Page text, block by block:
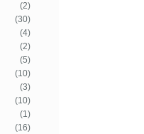
(2)
(30)
(4)
(2)
(5)
(10)
(3)
(10)
(1)
(16)